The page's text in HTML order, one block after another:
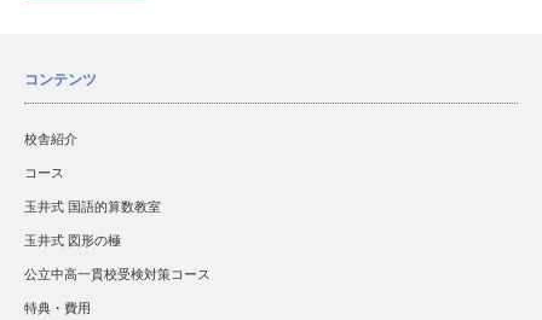
コンテンツ
校舎紹介
コース
玉井式 国語的算数教室
玉井式 図形の極
公立中高一貫校受検対策コース
特典・費用